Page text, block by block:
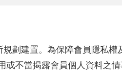
劃建置。為保障會員隱私權
不當揭露會員個人資料之